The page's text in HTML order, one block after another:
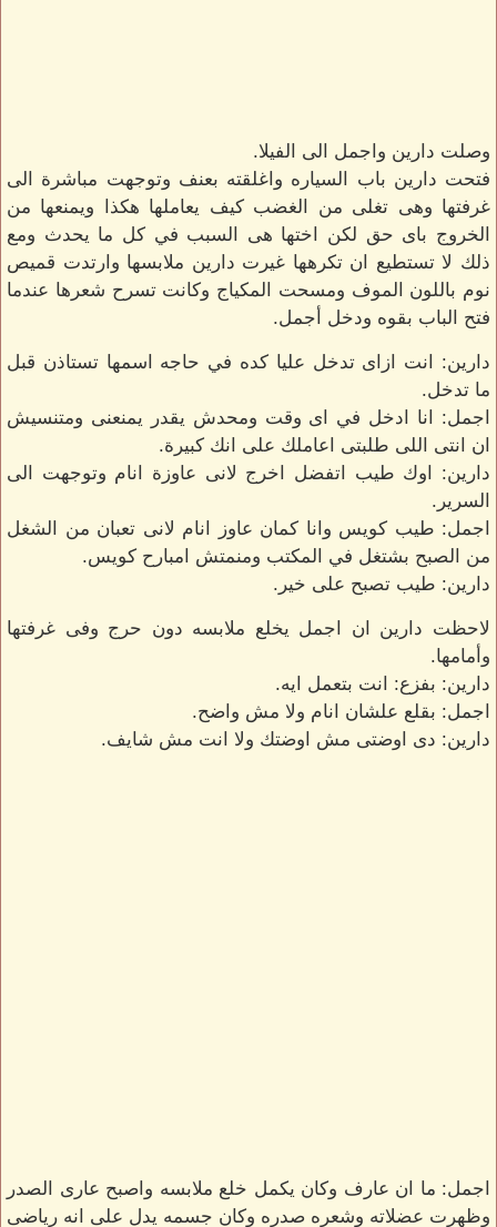
وصلت دارين واجمل الى الفيلا.
فتحت دارين باب السياره واغلقته بعنف وتوجهت مباشرة الى
غرفتها وهى تغلى من الغضب كيف يعاملها هكذا ويمنعها من
الخروج باى حق لكن اختها هى السبب في كل ما يحدث ومع
ذلك لا تستطيع ان تكرهها غيرت دارين ملابسها وارتدت قميص
نوم باللون الموف ومسحت المكياج وكانت تسرح شعرها عندما
فتح الباب بقوه ودخل أجمل.
دارين: انت ازاى تدخل عليا كده في حاجه اسمها تستاذن قبل
ما تدخل.
اجمل: انا ادخل في اى وقت ومحدش يقدر يمنعنى ومتنسيش
ان انتى اللى طلبتى اعاملك على انك كبيرة.
دارين: اوك طيب اتفضل اخرج لانى عاوزة انام وتوجهت الى
السرير.
اجمل: طيب كويس وانا كمان عاوز انام لانى تعبان من الشغل
من الصبح بشتغل في المكتب ومنمتش امبارح كويس.
دارين: طيب تصبح على خير.
لاحظت دارين ان اجمل يخلع ملابسه دون حرج وفى غرفتها
وأمامها.
دارين: بفزع: انت بتعمل ايه.
اجمل: بقلع علشان انام ولا مش واضح.
دارين: دى اوضتى مش اوضتك ولا انت مش شايف.
اجمل: ما ان عارف وكان يكمل خلع ملابسه واصبح عارى الصدر
وظهرت عضلاته وشعره صدره وكان جسمه يدل على انه رياضى